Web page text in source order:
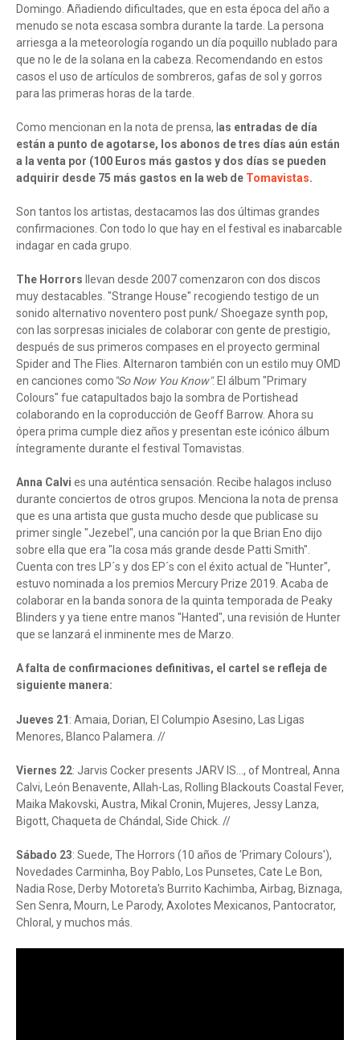
Domingo. Añadiendo dificultades, que en esta época del año a
menudo se nota escasa sombra durante la tarde. La persona
arriesga a la meteorología rogando un día poquillo nublado para
que no le de la solana en la cabeza. Recomendando en estos
casos el uso de artículos de sombreros, gafas de sol y gorros
para las primeras horas de la tarde.
Como mencionan en la nota de prensa, l as entradas de día
están a punto de agotarse, los abonos de tres días aún están
a la venta por (100 Euros más gastos y dos días se pueden
adquirir desde 75 más gastos en la web de Tomavistas.
Son tantos los artistas, destacamos las dos últimas grandes
confirmaciones. Con todo lo que hay en el festival es inabarcable
indagar en cada grupo.
The Horrors llevan desde 2007 comenzaron con dos discos
muy destacables. "Strange House" recogiendo testigo de un
sonido alternativo noventero post punk/ Shoegaze synth pop,
con las sorpresas iniciales de colaborar con gente de prestigio,
después de sus primeros compases en el proyecto germinal
Spider and The Flies. Alternaron también con un estilo muy OMD
en canciones como "So Now You Know". El álbum "Primary
Colours" fue catapultados bajo la sombra de Portishead
colaborando en la coproducción de Geoff Barrow. Ahora su
ópera prima cumple diez años y presentan este icónico álbum
íntegramente durante el festival Tomavistas.
Anna Calvi es una auténtica sensación. Recibe halagos incluso
durante conciertos de otros grupos. Menciona la nota de prensa
que es una artista que gusta mucho desde que publicase su
primer single "Jezebel", una canción por la que Brian Eno dijo
sobre ella que era "la cosa más grande desde Patti Smith".
Cuenta con tres LP´s y dos EP´s con el éxito actual de "Hunter",
estuvo nominada a los premios Mercury Prize 2019. Acaba de
colaborar en la banda sonora de la quinta temporada de Peaky
Blinders y ya tiene entre manos "Hanted", una revisión de Hunter
que se lanzará el inminente mes de Marzo.
A falta de confirmaciones definitivas, el cartel se refleja de
siguiente manera:
Jueves 21 : Amaia, Dorian, El Columpio Asesino, Las Ligas
Menores, Blanco Palamera. //
Viernes 22: Jarvis Cocker presents JARV IS..., of Montreal, Anna
Calvi, León Benavente, Allah-Las, Rolling Blackouts Coastal Fever,
Maika Makovski, Austra, Mikal Cronin, Mujeres, Jessy Lanza,
Bigott, Chaqueta de Chándal, Side Chick. //
Sábado 23: Suede, The Horrors (10 años de 'Primary Colours'),
Novedades Carminha, Boy Pablo, Los Punsetes, Cate Le Bon,
Nadia Rose, Derby Motoreta's Burrito Kachimba, Airbag, Biznaga,
Sen Senra, Mourn, Le Parody, Axolotes Mexicanos, Pantocrator,
Chloral, y muchos más.